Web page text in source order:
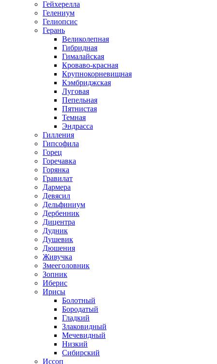
Гейхерелла
Гелениум
Гелиопсис
Герань
Великолепная
Гибридная
Гималайская
Кроваво-красная
Крупнокорневищная
Кэмбриджская
Луговая
Пепельная
Пятнистая
Темная
Эндрасса
Гилления
Гипсофила
Горец
Горечавка
Горянка
Гравилат
Дармера
Девясил
Дельфиниум
Дербенник
Дицентра
Дудник
Душевик
Дюшения
Живучка
Змееголовник
Зопник
Иберис
Ирисы
Болотный
Бородатый
Гладкий
Злаковидный
Мечевидный
Низкий
Сибирский
Иссоп